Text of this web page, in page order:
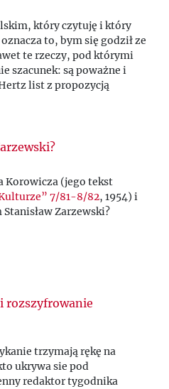
który czytuję i który
to, bym się godził ze
te rzeczy, pod którymi
szacunek: są poważne i
list z propozycją
Korowicza (jego tekst
7/81-8/82, 1954) i
Zarzewski?
rozszyfrowanie
trzymają rękę na
ukrywa sie pod
redaktor tygodnika